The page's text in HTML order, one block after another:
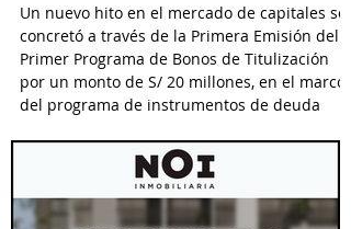
Un nuevo hito en el mercado de capitales se
concretó a través de la Primera Emisión del
Primer Programa de Bonos de Titulización
por un monto de S/ 20 millones, en el marco
del programa de instrumentos de deuda
S.A., el cual permitirá emisiones hasta por S/